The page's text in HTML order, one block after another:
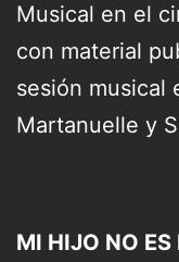
Musical en el
con material
sesión musical
Martanuelle y
MI HIJO NO